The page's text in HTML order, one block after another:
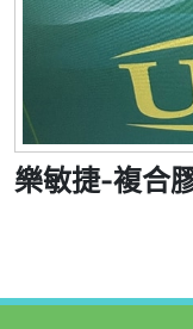
樂敏捷-複合